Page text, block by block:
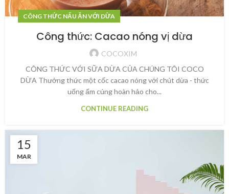
CÔNG THỨC NẤU ĂN VỚI DỪA
Công thức: Cacao nóng vị dừa
COCOXIM
CÔNG THỨC VỚI SỮA DỪA CỦA CHÚNG TÔI COCO
DỪA Thưởng thức một cốc cacao nóng với chút dừa - thức
uống ấm cúng hoàn hảo cho...
CONTINUE READING
15
MAR